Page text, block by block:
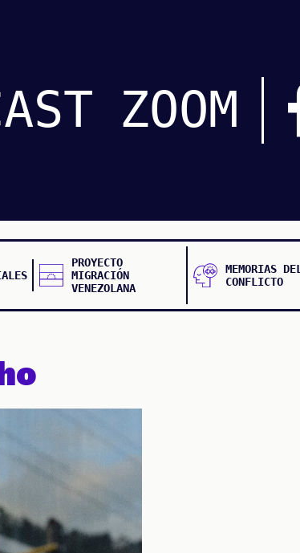
ZOOM
PROYECTO
MIGRACIÓN
VENEZOLANA
MEMORIAS DEL
CONFLICTO